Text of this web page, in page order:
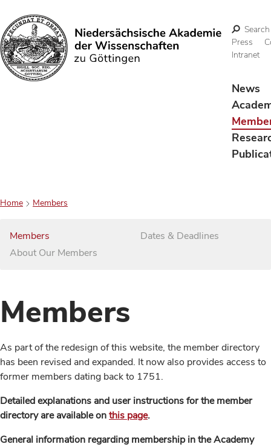
Search
Search
Press
Intranet
News
Home Members
Members
About Our Members
Dates & Deadlines
Members
As part of the redesign of this website, the member directory
has been revised and expanded. It now also provides access to
former members dating back to 1751.
Detailed explanations and user instructions for the member
directory are available onthis page.
General information regarding membership in the Academy